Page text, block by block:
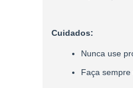
Cuidados:
Nunca use
Faça